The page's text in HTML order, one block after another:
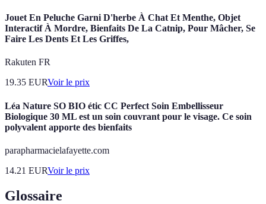
Jouet En Peluche Garni D'herbe À Chat Et Menthe, Objet
Interactif À Mordre, Bienfaits De La Catnip, Pour Mâcher, Se
Faire Les Dents Et Les Griffes,
Rakuten FR
19.35 EURVoir le prix
Léa Nature SO BIO étic CC Perfect Soin Embellisseur
Biologique 30 ML est un soin couvrant pour le visage. Ce soin
polyvalent apporte des bienfaits
parapharmacielafayette.com
14.21 EURVoir le prix
Glossaire